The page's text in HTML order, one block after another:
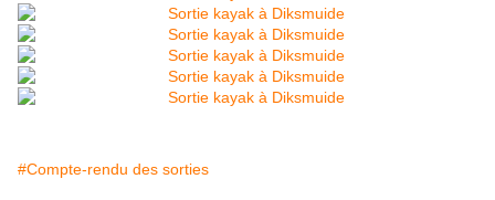
#Compte-rendu des sorties